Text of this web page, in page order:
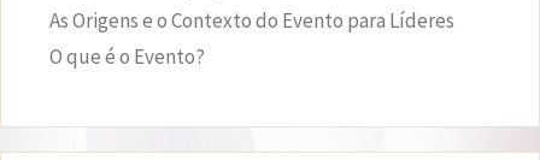
As Origens e o Contexto do Evento para Líderes
O que é o Evento?